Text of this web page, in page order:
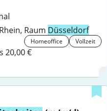
Raum Düsseldorf
Homeoffice Vollzeit
20,00 €